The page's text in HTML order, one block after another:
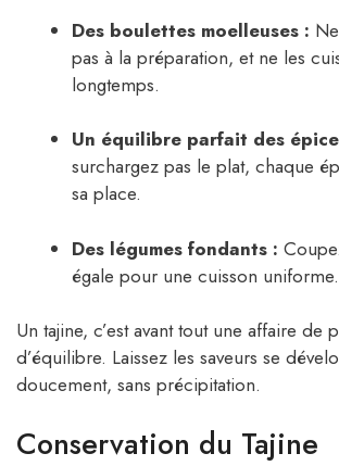
Des boulettes moelleuses :
pas à la préparation, et ne les
longtemps.
Un équilibre parfait des
surchargez pas le plat, chaque
sa place.
Des légumes fondants :
égale pour une cuisson uniforme.
Un tajine, c’est avant tout une affaire de
d’équilibre. Laissez les saveurs se
doucement, sans précipitation.
Conservation du Tajine